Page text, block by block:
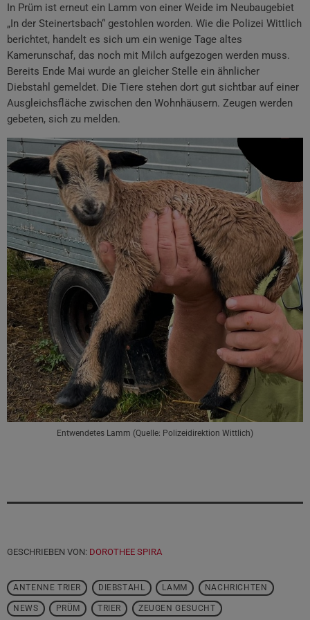
In Prüm ist erneut ein Lamm von einer Weide im Neubaugebiet
„In der Steinertsbach“ gestohlen worden. Wie die Polizei Wittlich
berichtet, handelt es sich um ein wenige Tage altes
Kamerunschaf, das noch mit Milch aufgezogen werden muss.
Bereits Ende Mai wurde an gleicher Stelle ein ähnlicher
Diebstahl gemeldet. Die Tiere stehen dort gut sichtbar auf einer
Ausgleichsfläche zwischen den Wohnhäusern. Zeugen werden
gebeten, sich zu melden.
Entwendetes Lamm (Quelle: Polizeidirektion Wittlich)
GESCHRIEBEN VON: DOROTHEE SPIRA
ANTENNE TRIER DIEBSTAHL LAMM NACHRICHTEN
NEWS PRÜM TRIER ZEUGEN GESUCHT